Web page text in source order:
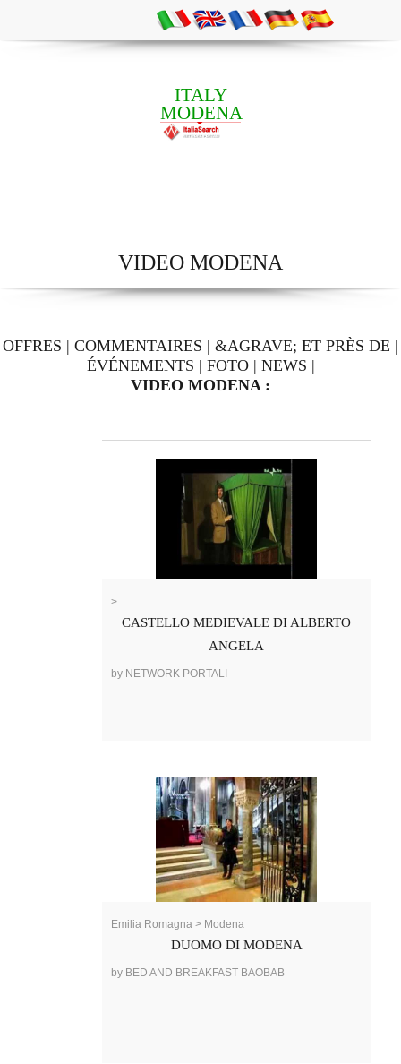
ITALY
MODENA
VIDEO MODENA
OFFRES | COMMENTAIRES | &AGRAVE; ET PRÈS DE |
ÉVÉNEMENTS | FOTO| NEWS |
VIDEO MODENA :
>
CASTELLO MEDIEVALE DI ALBERTO
ANGELA
by NETWORK PORTALI
Emilia Romagna > Modena
DUOMO DI MODENA
by BED AND BREAKFAST BAOBAB